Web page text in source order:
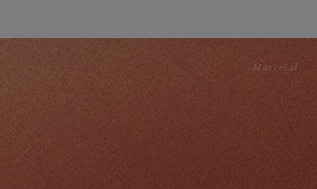
Material